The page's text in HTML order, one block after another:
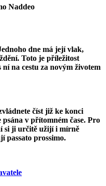
Naddeo
dne má její vlak,
Toto je příležitost
ní na cestu za novým životem
číst již ke konci
v přítomném čase. Pro
si ji určitě užijí i mírně
passato prossimo.